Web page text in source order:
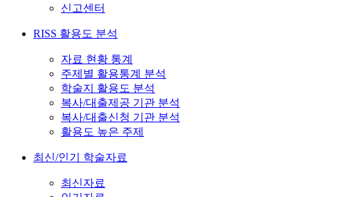
신고센터
RISS 활용도 분석
자료 현황 통계
주제별 활용통계 분석
학술지 활용도 분석
복사/대출제공 기관 분석
복사/대출신청 기관 분석
활용도 높은 주제
최신/인기 학술자료
최신자료